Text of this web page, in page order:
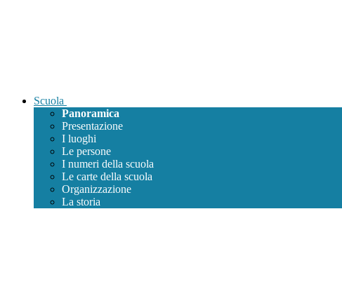
Scuola
Panoramica
Presentazione
I luoghi
Le persone
I numeri della scuola
Le carte della scuola
Organizzazione
La storia